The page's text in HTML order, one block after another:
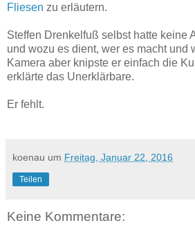
Fliesen zu erläutern.
Steffen Drenkelfuß selbst hatte keine
und wozu es dient, wer es macht und
Kamera aber knipste er einfach die
erklärte das Unerklärbare.
Er fehlt.
koenau um Freitag, Januar 22, 2016
Teilen
Keine Kommentare: